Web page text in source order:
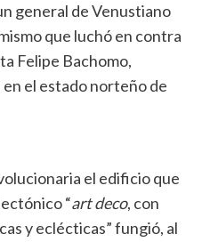
general de Venustiano
que luchó en contra
Felipe Bachomo,
el estado norteño de
el edificio que
“art deco, con
y eclécticas” fungió, al